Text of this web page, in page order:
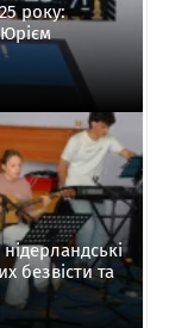
року:
безвісти та